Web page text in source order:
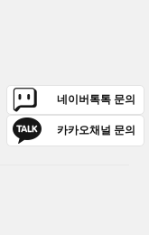
네이버톡톡 문의
카카오채널 문의